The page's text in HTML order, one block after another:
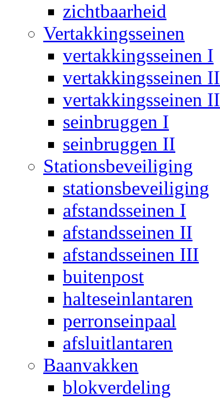
zichtbaarheid
Vertakkingsseinen
vertakkingsseinen I
vertakkingsseinen II
vertakkingsseinen
seinbruggen I
seinbruggen II
Stationsbeveiliging
stationsbeveiliging
afstandsseinen I
afstandsseinen II
afstandsseinen III
buitenpost
halteseinlantaren
perronseinpaal
afsluitlantaren
Baanvakken
blokverdeling